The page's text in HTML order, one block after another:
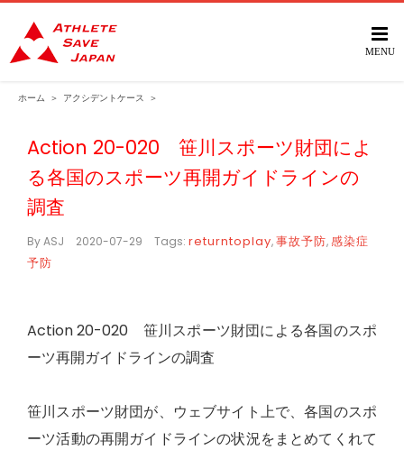
content
ホーム ＞ アクシデントケース ＞
Action 20-020 笹川スポーツ財団によ
る各国のスポーツ再開ガイドラインの
調査
ByASJ 2020-07-29 Tags: returntoplay,事故予防,感染症
予防
Action 20-020 笹川スポーツ財団による各国のスポ
ーツ再開ガイドラインの調査
笹川スポーツ財団が、ウェブサイト上で、各国のスポ
ーツ活動の再開ガイドラインの状況をまとめてくれて